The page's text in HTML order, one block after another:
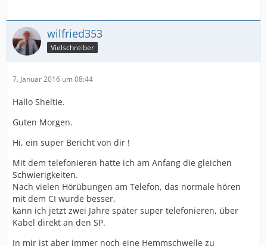
wilfried353
Vielschreiber
7. Januar 2016 um 08:44
Hallo Sheltie.
Guten Morgen.
Hi, ein super Bericht von dir !
Mit dem telefonieren hatte ich am Anfang die gleichen
Schwierigkeiten.
Nach vielen Hörübungen am Telefon, das normale hören
mit dem CI wurde besser,
kann ich jetzt zwei Jahre später super telefonieren, über
Kabel direkt an den SP.
In mir ist aber immer noch eine Hemmschwelle zu